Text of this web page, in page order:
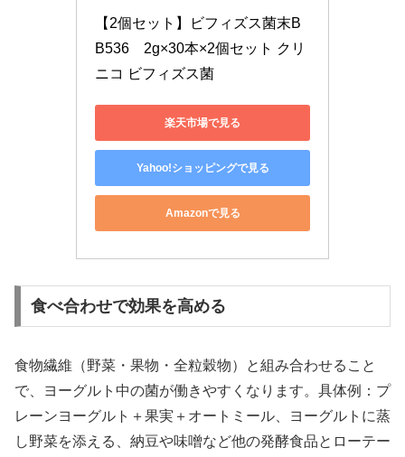
【2個セット】ビフィズス菌末B
B536　2g×30本×2個セット クリ
ニコ ビフィズス菌
楽天市場で見る
Yahoo!ショッピングで見る
Amazonで見る
食べ合わせで効果を高める
食物繊維（野菜・果物・全粒穀物）と組み合わせること
で、ヨーグルト中の菌が働きやすくなります。具体例：プ
レーンヨーグルト＋果実＋オートミール、ヨーグルトに蒸
し野菜を添える、納豆や味噌など他の発酵食品とローテー